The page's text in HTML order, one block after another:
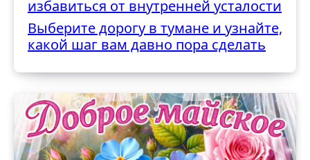
избавиться от внутренней усталости
Выберите дорогу в тумане и узнайте,
какой шаг вам давно пора сделать